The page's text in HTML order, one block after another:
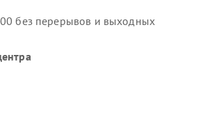
без перерывов и выходных